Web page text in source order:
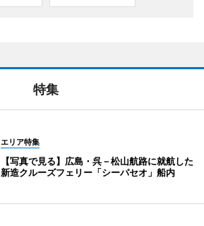
特集
エリア特集
【写真で見る】広島・呉－松山航路に就航した
新造クルーズフェリー「シーパセオ」船内